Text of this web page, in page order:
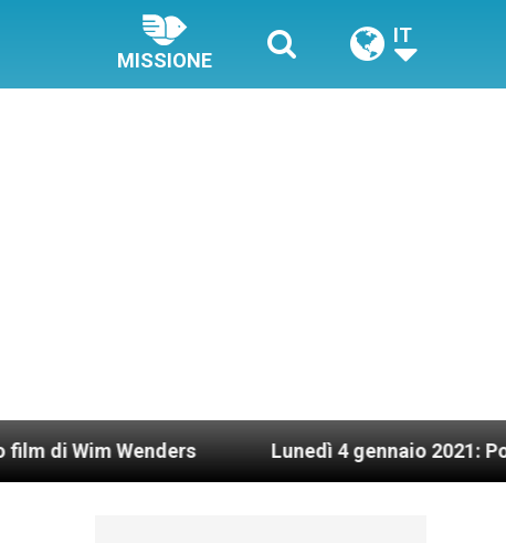
MISSIONE
IT
Wenders Lunedì 4 gennaio 2021: Possesso